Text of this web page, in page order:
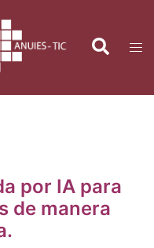
Search
por IA para
de manera